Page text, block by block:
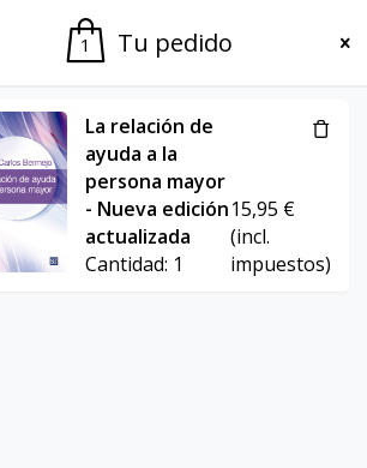
por la paciencia.
El Grupo Agenda
1 Tu pedido
La relación de
ayuda a la
persona mayor
- Nueva edición
actualizada
Cantidad: 1
15,95 €
(incl.
impuestos)